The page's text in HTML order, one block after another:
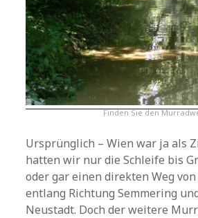
Finden Sie den
Ursprünglich – Wien war ja als
hatten wir nur die Schleife bis
oder gar einen direkten Weg
entlang Richtung Semmering
Neustadt. Doch der weitere